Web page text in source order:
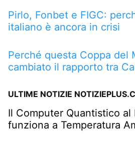
Pirlo, Fonbet e FIGC:
italiano è ancora in crisi
Perché questa Coppa del
cambiato il rapporto tra
ULTIME NOTIZIE
Il Computer Quantistico al
funziona a Temperatura